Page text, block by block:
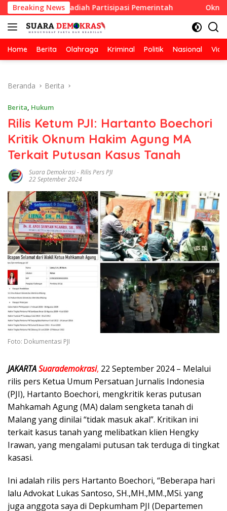
Langsung
ke
konten
Breaking News
Berhadiah Partisipasi Pemerintah Oknum Guru
Home Berita Olahraga Kriminal Politik Nasional
Beranda Berita
Berita, Hukum
Rilis Ketum PJI: Hartanto Boechori
Kritik Oknum Hakim Agung MA
Terkait Putusan Kasus Tanah
Suara Demokrasi-Rilis Pers PJI
22 September 2024
Foto: Dokumentasi PJI
JAKARTASuarademokrasi, 22 September 2024 – Melalui
rilis pers Ketua Umum Persatuan Jurnalis Indonesia
(PJI), Hartanto Boechori, mengkritik keras putusan
Mahkamah Agung (MA) dalam sengketa tanah di
Malang yang dinilai “tidak masuk akal”. Kritikan ini
terkait kasus tanah yang melibatkan klien Hengky
Irawan, yang mengalami putusan tak terduga di tingkat
kasasi.
Ini adalah rilis pers Hartanto Boechori, “Beberapa hari
lalu Advokat Lukas Santoso, SH.,MH.,MM.,MSi. yang
juga anggota saya di Depkumham PJI (Departemen